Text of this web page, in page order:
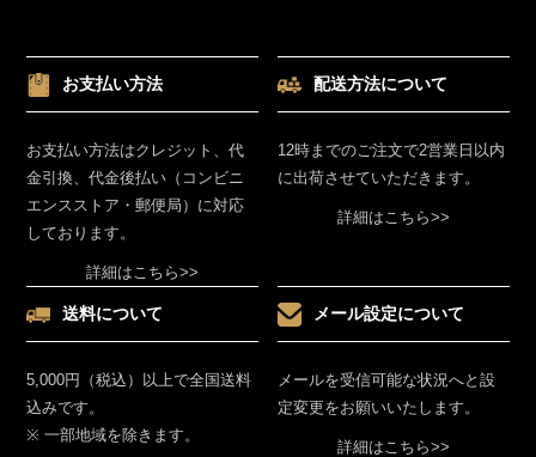
お支払い方法
お支払い方法はクレジット、代
金引換、代金後払い（コンビニ
エンスストア・郵便局）に対応
しております。
詳細はこちら>>
配送方法について
12時までのご注文で2営業日以内
に出荷させていただきます。
詳細はこちら>>
送料について
5,000円（税込）以上で全国送料
込みです。
※ 一部地域を除きます。
メール設定について
メールを受信可能な状況へと設
定変更をお願いいたします。
詳細はこちら>>